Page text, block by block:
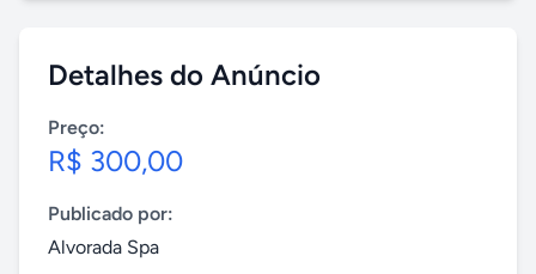
Detalhes do Anúncio
Preço:
R$ 300,00
Publicado por:
Alvorada Spa